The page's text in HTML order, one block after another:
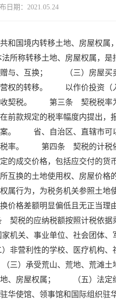
日期：2021.05.24
境内转移土地、房屋权属，
称转移土地、房屋权属，
赠与、互换； （三）房屋
营权的转移。 以作价投资（
收契税。 第三条 契税税率
前款规定的税率幅度内提出
案。 省、自治区、直辖市可
税率。 第四条 契税的计税
定的成交价格，包括应交付
所互换的土地使用权、房屋
属行为，为税务机关参照
价格差额明显偏低且无正当理
税的应纳税额按照计税依
关、事业单位、社会团体、
营利性的学校、医疗机构、
）承受荒山、荒地、荒滩
地、房屋权属； （五）法
驻华使馆、领事馆和国际组